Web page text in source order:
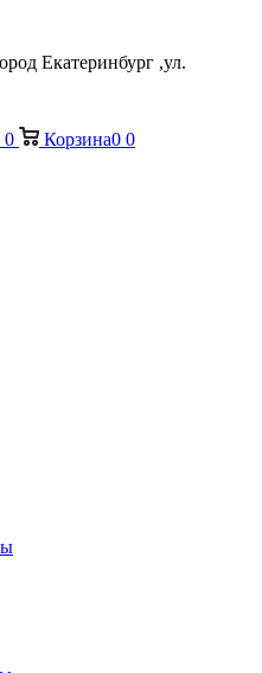
Екатеринбург ,ул.
0 Корзина0 0